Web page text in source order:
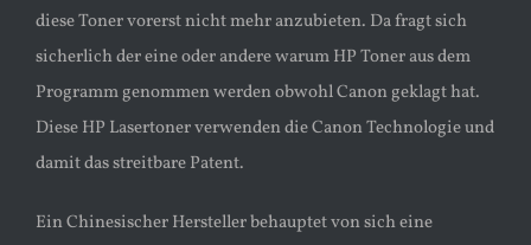
diese Toner vorerst nicht mehr anzubieten. Da fragt sich
sicherlich der eine oder andere warum HP Toner aus dem
Programm genommen werden obwohl Canon geklagt hat.
Diese HP Lasertoner verwenden die Canon Technologie und
damit das streitbare Patent.
Ein Chinesischer Hersteller behauptet von sich eine